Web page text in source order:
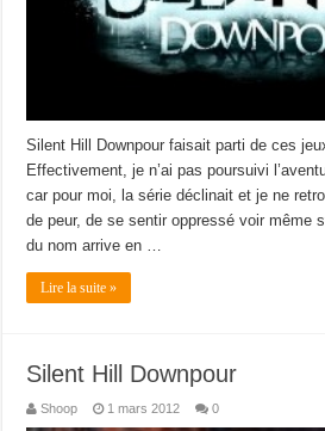
Silent Hill Downpour faisait parti de ces
Effectivement, je n’ai pas poursuivi
car pour moi, la série déclinait et je ne
de peur, de se sentir oppressé voir même
du nom arrive en …
Lire la suite »
Silent Hill Downpour
Shoop 1 mars 2012 0